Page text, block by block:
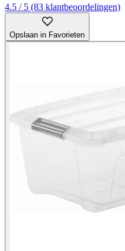
4.5 / 5 (83 klantbeoordelingen)
Opslaan in Favorieten